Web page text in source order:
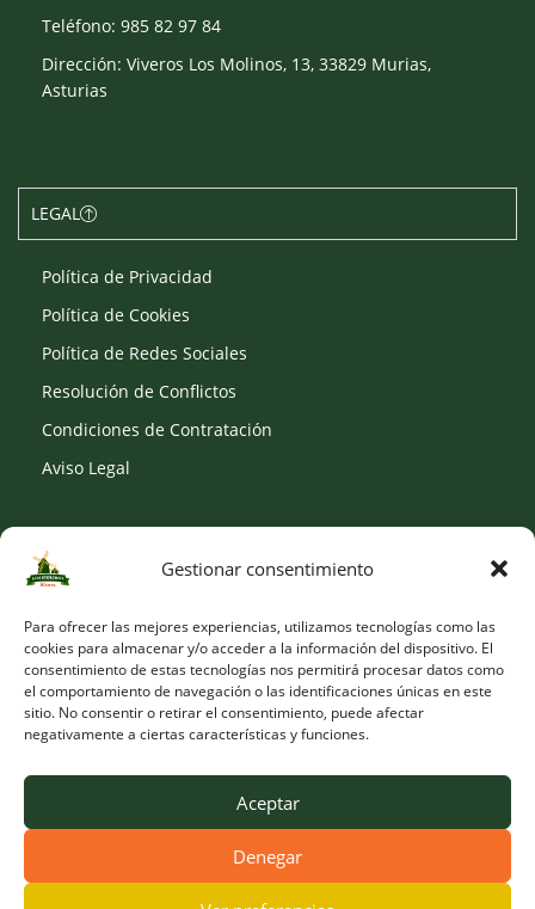
Gestionar consentimiento
Para ofrecer las mejores experiencias, utilizamos tecnologías como las
cookies para almacenar y/o acceder a la información del dispositivo. El
consentimiento de estas tecnologías nos permitirá procesar datos como
el comportamiento de navegación o las identificaciones únicas en este
sitio. No consentir o retirar el consentimiento, puede afectar
negativamente a ciertas características y funciones.
Aceptar
Denegar
Teléfono: 985 82 97 84
Dirección: Viveros Los Molinos, 13, 33829 Murias,
Asturias
LEGAL
Política de Privacidad
Política de Cookies
Política de Redes Sociales
Resolución de Conflictos
Condiciones de Contratación
Aviso Legal
SOCIAL
© Copyright 2026 Viveros Los Molinos |
Developed by Obelisk